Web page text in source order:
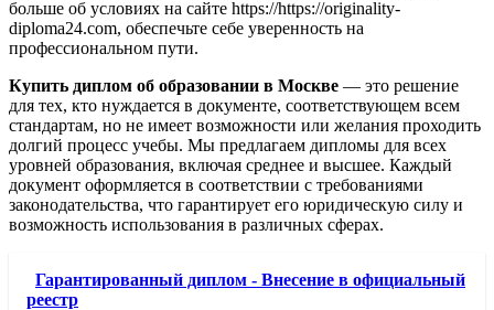
больше об условиях на сайте https://https://originality-
diploma24.com, обеспечьте себе уверенность на
профессиональном пути.
Купить диплом об образовании в Москве — это решение
для тех, кто нуждается в документе, соответствующем всем
стандартам, но не имеет возможности или желания проходить
долгий процесс учебы. Мы предлагаем дипломы для всех
уровней образования, включая среднее и высшее. Каждый
документ оформляется в соответствии с требованиями
законодательства, что гарантирует его юридическую силу и
возможность использования в различных сферах.
Гарантированный диплом - Внесение в официальный
реестр